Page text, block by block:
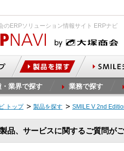
のERPソリューション情報サイト ERPナビ
・業界で探す 業務で探す
トップ 製品を探す SMILE V 2nd
製品、サービスに関するご質問が